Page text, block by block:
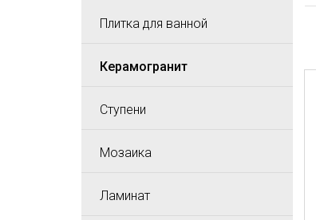
Плитка для ванной
Керамогранит
Ступени
Мозаика
Ламинат